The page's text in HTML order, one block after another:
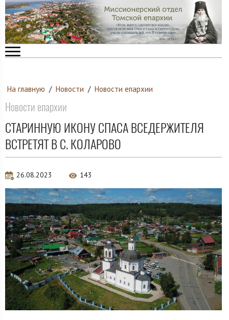
На главную / Новости / Новости епархии
Новости епархии
СТАРИННУЮ ИКОНУ СПАСА ВСЕДЕРЖИТЕЛЯ
ВСТРЕТЯТ В С. КОЛАРОВО
26.08.2023 143